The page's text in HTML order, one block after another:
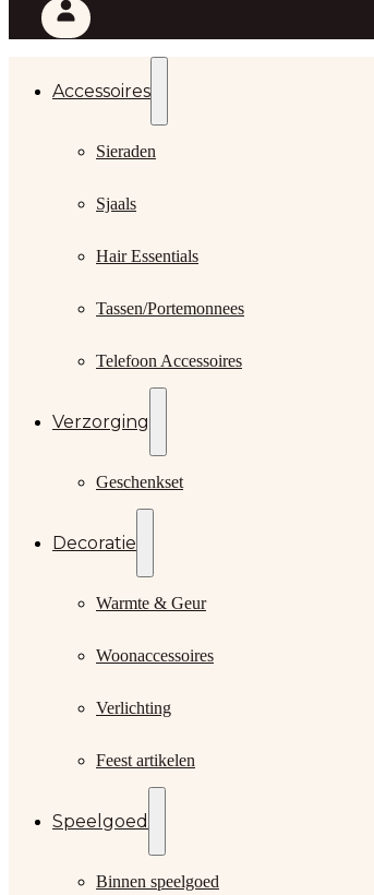
Accessoires
Sieraden
Sjaals
Hair Essentials
Tassen/Portemonnees
Telefoon Accessoires
Verzorging
Geschenkset
Decoratie
Warmte & Geur
Woonaccessoires
Verlichting
Feest artikelen
Speelgoed
Binnen speelgoed